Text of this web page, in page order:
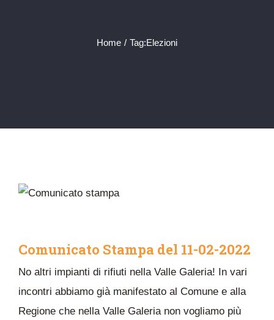
Home / Tag:Elezioni
Comunicato Stampa del 11-02-2022
No altri impianti di rifiuti nella Valle Galeria! In vari
incontri abbiamo già manifestato al Comune e alla
Regione che nella Valle Galeria non vogliamo più